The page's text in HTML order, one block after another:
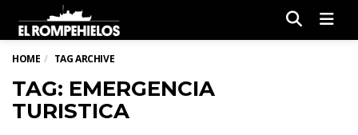
HOME TAG ARCHIVE
TAG: EMERGENCIA
TURISTICA